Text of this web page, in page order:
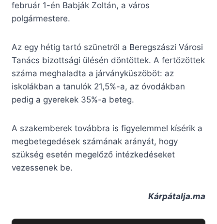
február 1-én Babják Zoltán, a város
polgármestere.
Az egy hétig tartó szünetről a Beregszászi Városi
Tanács bizottsági ülésén döntöttek. A fertőzöttek
száma meghaladta a járványküszöböt: az
iskolákban a tanulók 21,5%-a, az óvodákban
pedig a gyerekek 35%-a beteg.
A szakemberek továbbra is figyelemmel kísérik a
megbetegedések számának arányát, hogy
szükség esetén megelőző intézkedéseket
vezessenek be.
Kárpátalja.ma